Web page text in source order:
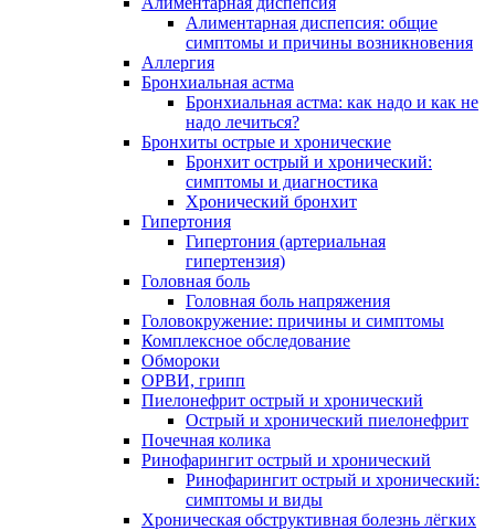
Алиментарная диспепсия: общие
симптомы и причины возникновения
Аллергия
Бронхиальная астма
Бронхиальная астма: как надо и как не
надо лечиться?
Бронхиты острые и хронические
Бронхит острый и хронический:
симптомы и диагностика
Хронический бронхит
Гипертония
Гипертония (артериальная
гипертензия)
Головная боль
Головная боль напряжения
Головокружение: причины и симптомы
Комплексное обследование
Обмороки
ОРВИ, грипп
Пиелонефрит острый и хронический
Острый и хронический пиелонефрит
Почечная колика
Ринофарингит острый и хронический
Ринофарингит острый и хронический:
симптомы и виды
Хроническая обструктивная болезнь лёгких